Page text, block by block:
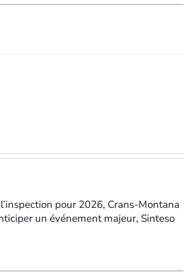
pour 2026, Crans-Montana
un événement majeur, Sinteso